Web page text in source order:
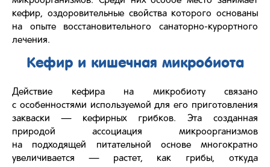
кефир, оздоровительные свойства которого основаны
на опыте восстановительного санаторно-курортного
лечения.
Кефир и кишечная микробиота
Действие кефира на микробиоту связано
с особенностями используемой для его приготовления
закваски — кефирных грибков. Эта созданная
природой ассоциация микроорганизмов
на подходящей питательной основе многократно
увеличивается — растет, как грибы, откуда